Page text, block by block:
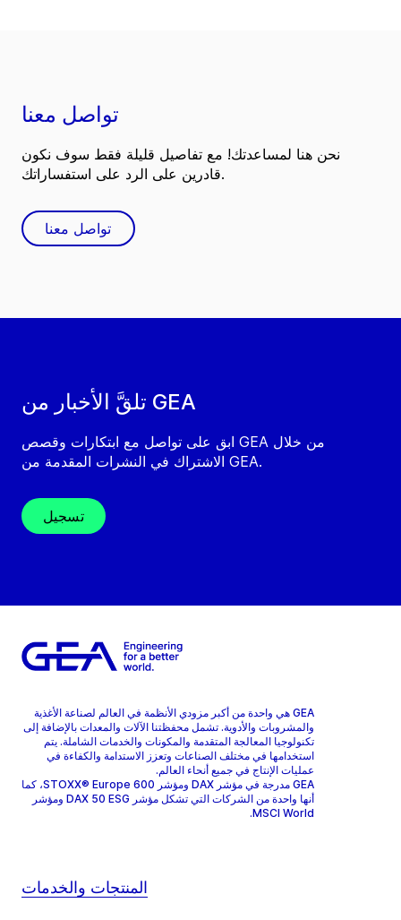
تلقَّ الأخبار من GEA
ابق على تواصل مع ابتكارات وقصص GEA من خلال
الاشتراك في النشرات المقدمة من GEA.
تسجيل
تواصل معنا
نحن هنا لمساعدتك! مع تفاصيل قليلة فقط سوف نكون
قادرين على الرد على استفساراتك.
تواصل معنا
GEA هي واحدة من أكبر مزودي الأنظمة في العالم لصناعة الأغذية
والمشروبات والأدوية. تشمل محفظتنا الآلات والمعدات بالإضافة إلى
تكنولوجيا المعالجة المتقدمة والمكونات والخدمات الشاملة. يتم
استخدامها في مختلف الصناعات وتعزز الاستدامة والكفاءة في
عمليات الإنتاج في جميع أنحاء العالم.
GEA مدرجة في مؤشر DAX ومؤشر STOXX® Europe 600، كما
أنها واحدة من الشركات التي تشكل مؤشر DAX 50 ESG ومؤشر
MSCI World.
المنتجات والخدمات